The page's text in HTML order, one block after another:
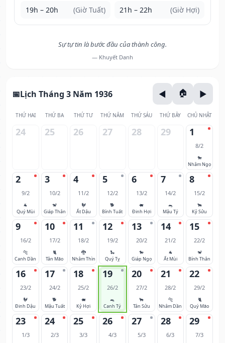
19h – 20h (Giờ Tuất) 21h – 22h (Giờ Hợi)
Sự tự tin là bước đầu của thành công.
— Khuyết Danh
Lịch Tháng 3 Năm 1936
THỨ HAI THỨ BA THỨ TƯ THỨ NĂM THỨ SÁU THỨ BẢY CHỦ NHẬT
24 25 26 27 28 29 1
8/2
🐎
Nhâm Ngọ
2
9/2
🐐
Quý Mùi
3
10/2
🐒
Giáp Thân
4
11/2
🐓
Ất Dậu
5
12/2
🐕
Bính Tuất
6
13/2
🐖
Đinh Hợi
7
14/2
🐀
Mậu Tý
8
15/2
🐂
Kỷ Sửu
9
16/2
🐅
Canh Dần
10
17/2
🐈
Tân Mão
11
18/2
🐉
Nhâm Thìn
12
19/2
🐍
Quý Tỵ
13
20/2
🐎
Giáp Ngọ
14
21/2
🐐
Ất Mùi
15
22/2
🐒
Bính Thân
16
23/2
🐓
Đinh Dậu
17
24/2
🐕
Mậu Tuất
18
25/2
🐖
Kỷ Hợi
19
26/2
🐀
Canh Tý
20
27/2
🐂
Tân Sửu
21
28/2
🐅
Nhâm Dần
22
29/2
🐈
Quý Mão
23
1/3
24
2/3
25
3/3
26
4/3
27
5/3
28
6/3
29
7/3